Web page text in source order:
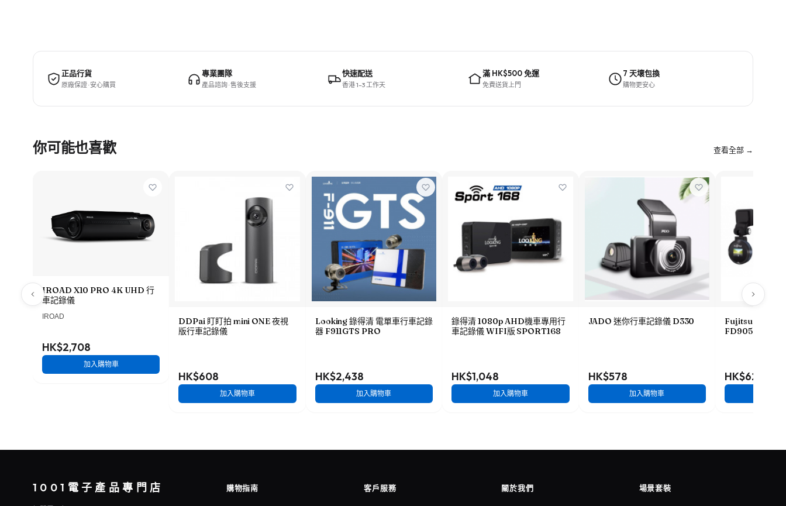
正品行貨
原廠保證 · 安心購買
專業團隊
產品諮詢 · 售後支援
快速配送
香港 1–3 工作天
滿 HK$500 免運
免費送貨上門
7 天壞包換
購物更安心
你可能也喜歡 查看全部 →
IROAD X10 PRO 4K UHD 行
車記錄儀
IROAD
HK$2,708
加入購物車
DDPai 盯盯拍 mini ONE 夜視
版行車記錄儀
HK$608
加入購物車
Looking 錄得清 電單車行車記錄
器 F911GTS PRO
HK$2,438
加入購物車
錄得清 1080p AHD機車專用行
車記錄儀 WIFI版 SPORT168
HK$1,048
加入購物車
JADO 迷你行車記錄儀 D330
HK$578
加入購物車
Fujitsu 全高清
FD905
HK$628
1001電子產品專門店 購物指南 客戶服務 關於我們 場景套裝